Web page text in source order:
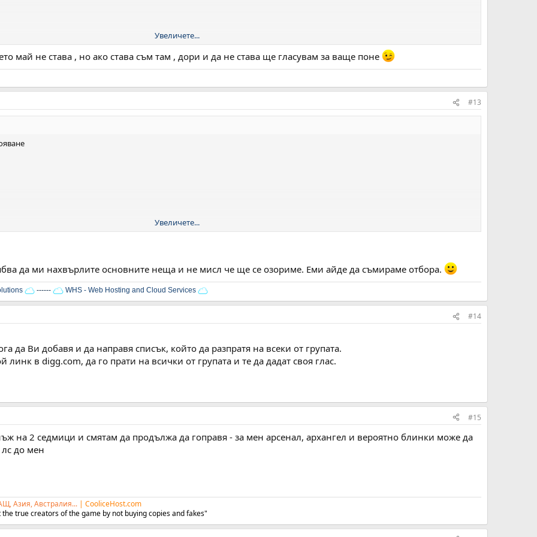
Archangel
Увеличете...
май не става , но ако става съм там , дори и да не става ще гласувам за ваще поне
#13
Увеличете...
да ми нахвърлите основните неща и не мисл че ще се озориме. Еми айде да съмираме отбора.
------ WHS - Web Hosting and Cloud Services
#14
да Ви добавя и да направя списък, който да разпратя на всеки от групата.
линк в digg.com, да го прати на всички от групата и те да дадат своя глас.
#15
на 2 седмици и смятам да продължа да гоправя - за мен арсенал, архангел и вероятно блинки може да
до мен
Азия, Австралия... | CooliceHost.com
true creators of the game by not buying copies and fakes"